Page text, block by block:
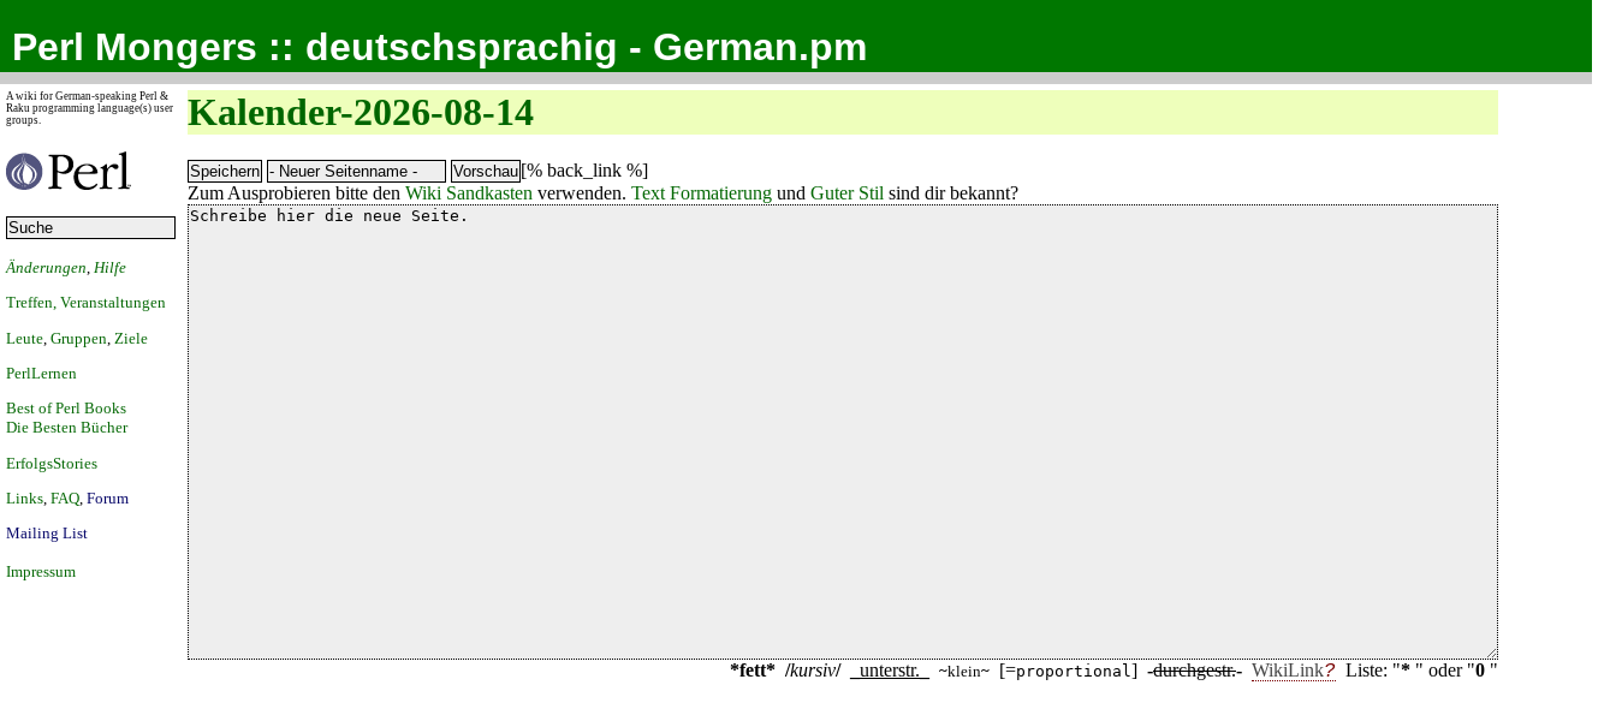
Perl Mongers :: deutschsprachig - German.pm
A wiki for German-speaking Perl &
Raku programming language(s) user
groups.
Änderungen Hilfe
Treffen, Veranstaltungen
Leute Gruppen Ziele
PerlLernen
Best of Perl Books
Die Besten Bücher
ErfolgsStories
Links FAQ Forum
Mailing List
Impressum
Kalender-2026-08-14
[% back_link %]
Zum Ausprobieren bitte den Wiki Sandkasten verwenden. Text Formatierung und Guter Stil sind dir bekannt?
*fett* /kursiv/ unterstr. ~klein~ [=proportional] -durchgestr.- WikiLink Liste: "* " oder "0 "